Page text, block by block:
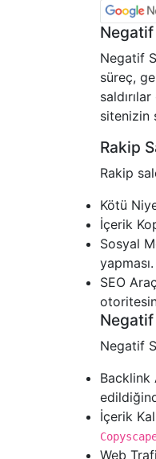
Negatif
Negatif
süreç,
sitenizin
Rakip
Rakip
Kötü
İçerik
Sosyal
yapması.
SEO
Negatif
Negatif
Backlink
İçerik
Web